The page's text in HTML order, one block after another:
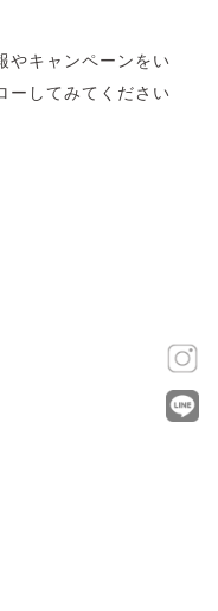
やキャンペーンをい
ーしてみてください